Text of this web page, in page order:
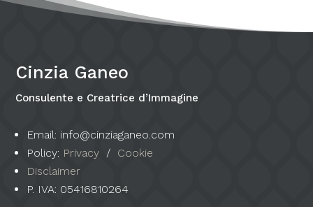
Cinzia Ganeo
Consulente e Creatrice d’Immagine
Email: info@cinziaganeo.com
Policy: Privacy / Cookie
Disclaimer
P. IVA: 05416810264